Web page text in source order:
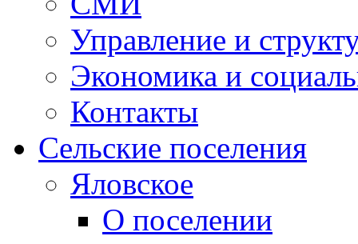
Управление и
Экономика и
Контакты
Сельские поселения
Яловское
О поселении